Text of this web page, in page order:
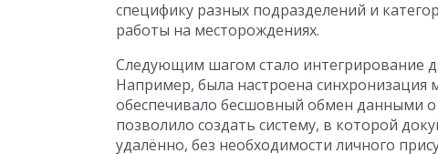
специфику разных подразделений и
работы на месторождениях.
Следующим шагом стало интегрирование
Например, была настроена синхронизация
обеспечивало бесшовный обмен данными
позволило создать систему, в которой
удалённо, без необходимости личного